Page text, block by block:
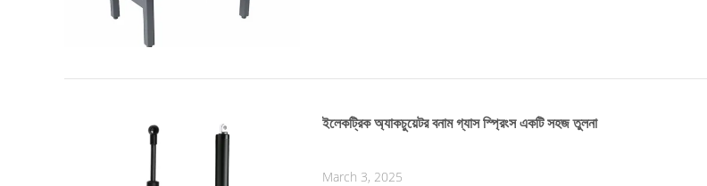
ইলেকট্রিক অ্যাকচুয়েটর বনাম গ্যাস স্প্রিংস একটি সহজ তুলনা
March 3, 2025